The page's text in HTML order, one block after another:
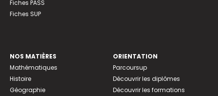
Fiches PASS
Fiches SUP
NOS MATIÈRES
Mathématiques
Histoire
Géographie
ORIENTATION
Parcoursup
Découvrir les diplômes
Découvrir les formations